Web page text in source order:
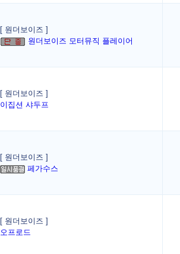
[ 원더보이즈 ]
원더보이즈 모터뮤직 플레이어
[ 원더보이즈 ]
이집션 샤두프
[ 원더보이즈 ]
페가수스
[ 원더보이즈 ]
오프로드